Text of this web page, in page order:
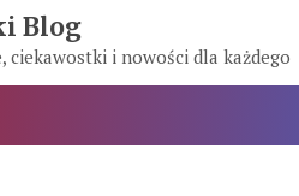
Blog
ciekawostki i nowości dla każdego